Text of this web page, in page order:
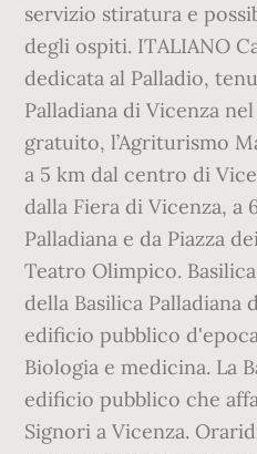
servizio stiratura e
degli ospiti. ITALIANO
dedicata al Palladio,
Palladiana di Vicenza
gratuito, l’Agriturismo
a 5 km dal centro di
dalla Fiera di Vicenza, a
Palladiana e da Piazza
Teatro Olimpico.
della Basilica Palladiana
edificio pubblico
Biologia e medicina. La
edificio pubblico che
Signori a Vicenza.